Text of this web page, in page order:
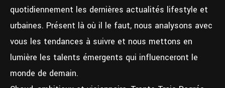
quotidiennement les dernières actualités lifestyle et
urbaines. Présent là où il le faut, nous analysons avec
vous les tendances à suivre et nous mettons en
lumière les talents émergents qui influenceront le
monde de demain.